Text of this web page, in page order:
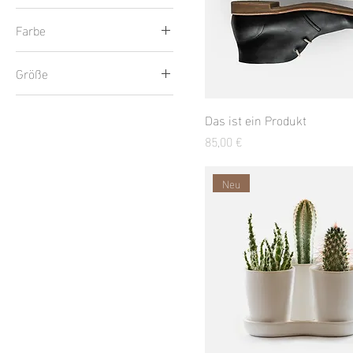
Farbe
Größe
Groß
Das ist ein Produkt
Preis
85,00 €
Neu